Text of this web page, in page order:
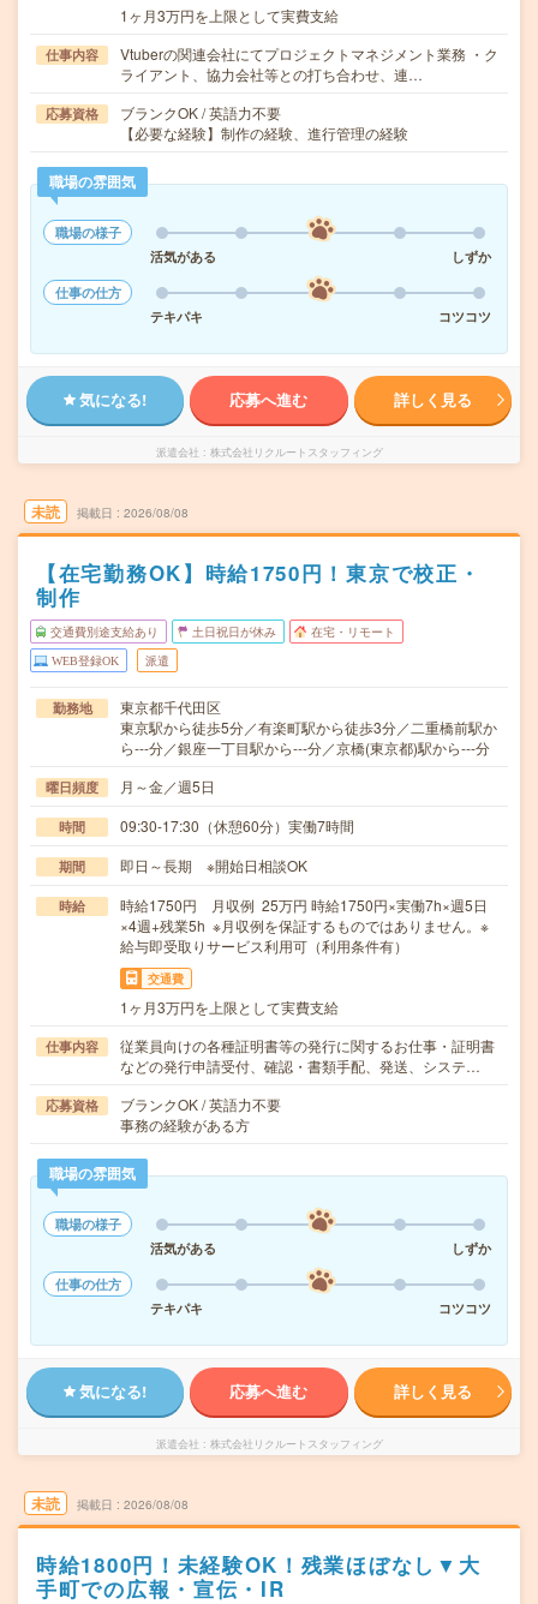
1ヶ月3万円を上限として実費支給
仕事内容
Vtuberの関連会社にてプロジェクトマネジメント業務 ・ク
ライアント、協力会社等との打ち合わせ、連…
応募資格
ブランクOK / 英語力不要
【必要な経験】制作の経験、進行管理の経験
職場の雰囲気
職場の様子
活気がある
しずか
仕事の仕方
テキパキ
コツコツ
気になる! 応募へ進む 詳しく見る
派遣会社 株式会社リクルートスタッフィング
未読 掲載日 2026/08/08
【在宅勤務OK】時給1750円！東京で校正・
制作
交通費別途支給あり 土日祝日が休み 在宅・リモート
WEB登録OK 派遣
勤務地
東京都千代田区
東京駅から徒歩5分／有楽町駅から徒歩3分／二重橋前駅か
ら---分／銀座一丁目駅から---分／京橋(東京都)駅から---分
曜日頻度 月～金／週5日
時間 09:30-17:30（休憩60分）実働7時間
期間 即日～長期 ※開始日相談OK
時給
時給1750円 月収例 25万円 時給1750円×実働7h×週5日
×4週+残業5h ※月収例を保証するものではありません。※
給与即受取りサービス利用可（利用条件有）
交通費
1ヶ月3万円を上限として実費支給
仕事内容
従業員向けの各種証明書等の発行に関するお仕事・証明書
などの発行申請受付、確認・書類手配、発送、システ…
応募資格
ブランクOK / 英語力不要
事務の経験がある方
職場の雰囲気
職場の様子
活気がある
しずか
仕事の仕方
テキパキ
コツコツ
気になる! 応募へ進む 詳しく見る
派遣会社 株式会社リクルートスタッフィング
未読 掲載日 2026/08/08
時給1800円！未経験OK！残業ほぼなし▼大
手町での広報・宣伝・IR